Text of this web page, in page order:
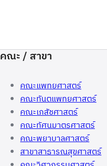
คณะ / สาขา
คณะแพทยศาสตร์
คณะทันตแพทยศาสตร์
คณะเภสัชศาสตร์
คณะทัศนมาตรศาสตร์
คณะพยาบาลศาสตร์
สาขาสาธารณสุขศาสตร์